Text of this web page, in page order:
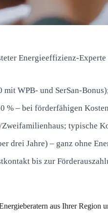
Energieeffizienz-
WPB- und SerSan-
% – bei förderfähigen
typische
drei Jahre) – ganz ohne
bis zur
aus Ihrer Region